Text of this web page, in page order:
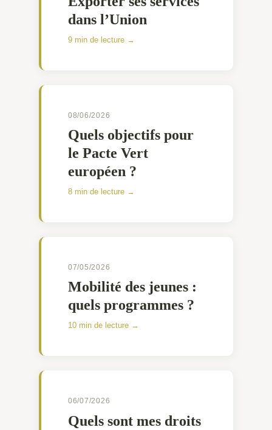
dans l’Union
9 min de lecture →
08/06/2026
Quels objectifs pour
le Pacte Vert
européen ?
8 min de lecture →
07/05/2026
Mobilité des jeunes :
quels programmes ?
10 min de lecture →
06/07/2026
Quels sont mes droits